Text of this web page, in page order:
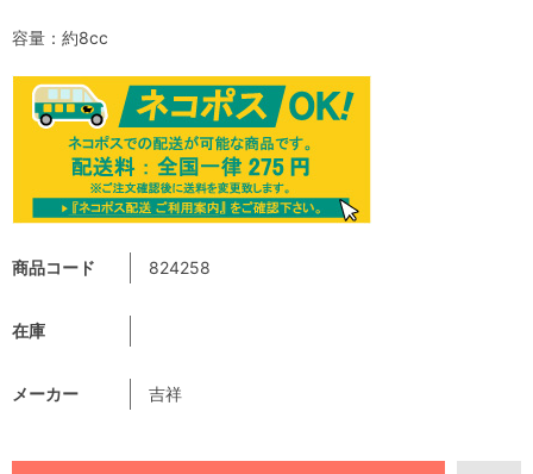
商品コード 824258
在庫
メーカー 吉祥
容量：約8cc